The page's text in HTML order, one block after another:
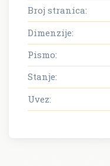
Broj stranica:
Dimenzije:
Pismo:
Stanje:
Uvez: